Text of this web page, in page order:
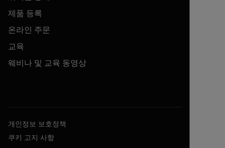
제품 등록
온라인 주문
교육
웨비나 및 교육 동영상
개인정보 보호정책
쿠키 고지 사항